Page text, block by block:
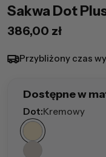
Sakwa Dot
Cena
386,00 zł
Przybliżony czas
Dostępne w
Dot:Kremowy